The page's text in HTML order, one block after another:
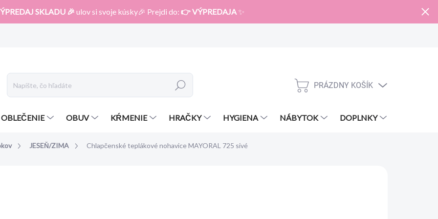
SKLADU 🎉 ulov si svoje kúsky🎉 Prejdi do: 👉 VÝPREDAJA ✨
Hľadať
NÁKUPNÝ
PRÁZDNY KOŠÍK
OBLEČENIE OBUV KŔMENIE HRAČKY HYGIENA NÁBYTOK DOPLNKY
JESEŇ/ZIMA Chlapčenské teplákové nohavice MAYORAL 725 sivé